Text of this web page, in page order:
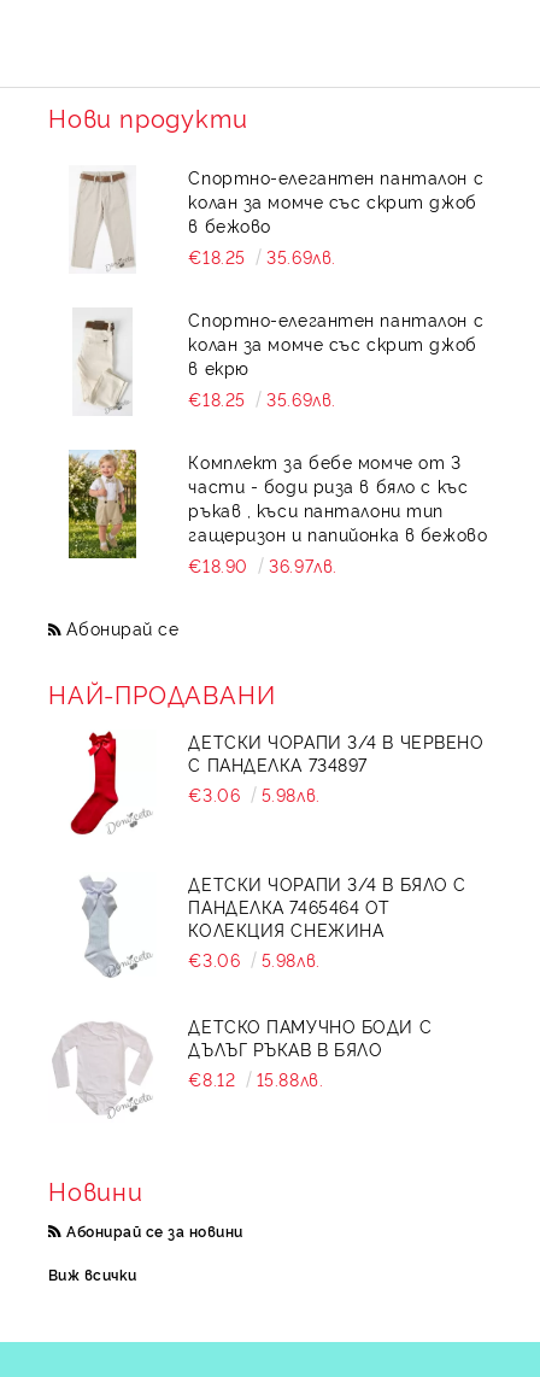
Нови продукти
Спортно-елегантен панталон с
колан за момче със скрит джоб
в бежово
€18.25
35.69лв.
Спортно-елегантен панталон с
колан за момче със скрит джоб
в екрю
€18.25
35.69лв.
Комплект за бебе момче от 3
части - боди риза в бяло с къс
ръкав , къси панталони тип
гащеризон и папийонка в бежово
€18.90
36.97лв.
Абонирай се
НАЙ-ПРОДАВАНИ
ДЕТСКИ ЧОРАПИ 3/4 В ЧЕРВЕНО
С ПАНДЕЛКА 734897
€3.06
5.98лв.
ДЕТСКИ ЧОРАПИ 3/4 В БЯЛО С
ПАНДЕЛКА 7465464 ОТ
КОЛЕКЦИЯ СНЕЖИНА
€3.06
5.98лв.
ДЕТСКО ПАМУЧНО БОДИ С
ДЪЛЪГ РЪКАВ В БЯЛО
€8.12
15.88лв.
Новини
Абонирай се за новини
Виж всички